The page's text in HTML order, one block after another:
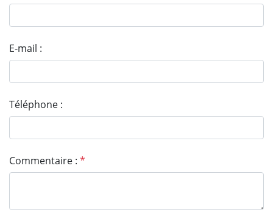
E-mail :
Téléphone :
Commentaire : *